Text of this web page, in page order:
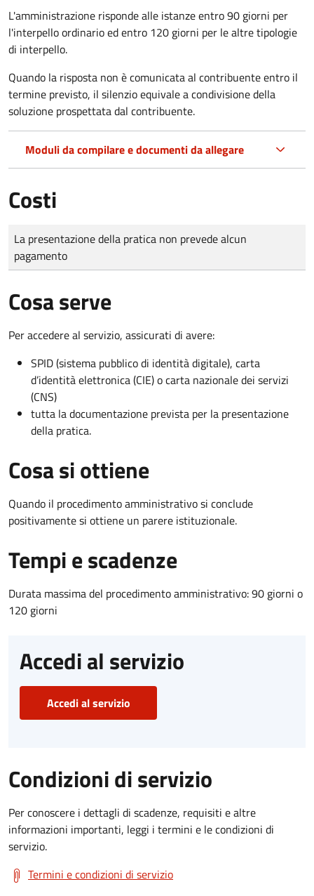
L'amministrazione risponde alle istanze entro 90 giorni per
l'interpello ordinario ed entro 120 giorni per le altre tipologie
di interpello.
Quando la risposta non è comunicata al contribuente entro il
termine previsto, il silenzio equivale a condivisione della
soluzione prospettata dal contribuente.
Moduli da compilare e documenti da allegare
Costi
Tipo di pagamento
Importo
La presentazione della pratica non prevede alcun
pagamento
Cosa serve
Per accedere al servizio, assicurati di avere:
SPID (sistema pubblico di identità digitale), carta
d’identità elettronica (CIE) o carta nazionale dei servizi
(CNS)
tutta la documentazione prevista per la presentazione
della pratica.
Cosa si ottiene
Quando il procedimento amministrativo si conclude
positivamente si ottiene un parere istituzionale.
Tempi e scadenze
Durata massima del procedimento amministrativo: 90 giorni o
120 giorni
Accedi al servizio
Accedi al servizio
Condizioni di servizio
Per conoscere i dettagli di scadenze, requisiti e altre
informazioni importanti, leggi i termini e le condizioni di
servizio.
Termini e condizioni di servizio